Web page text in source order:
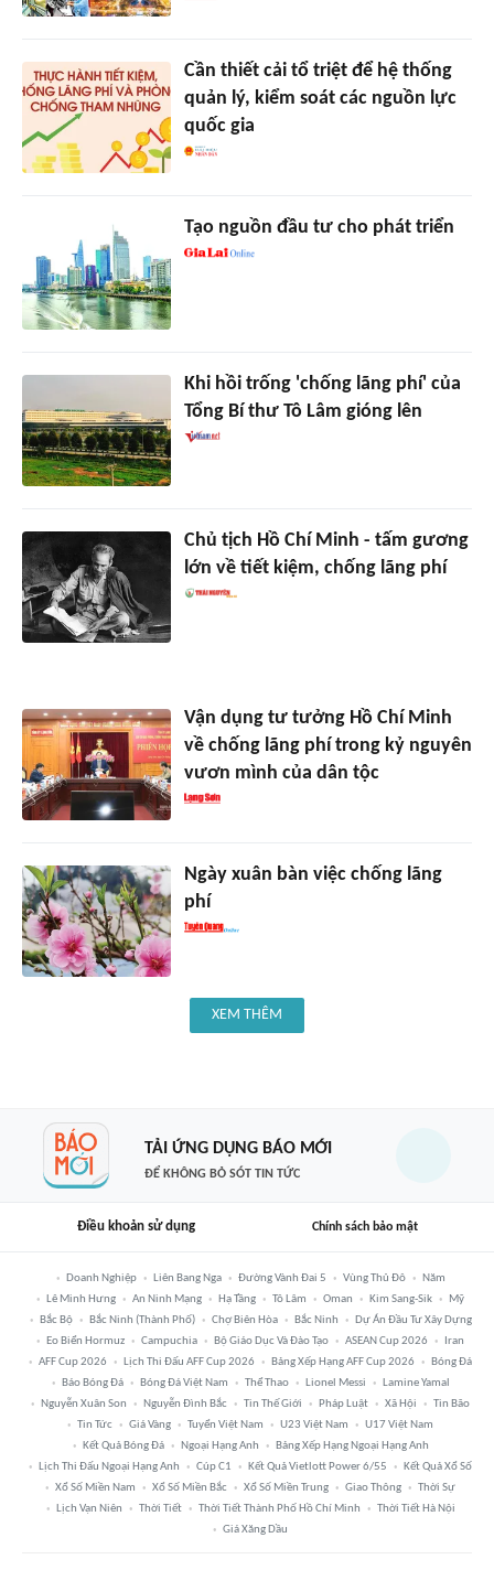
Cần thiết cải tổ triệt để hệ thống
quản lý, kiểm soát các nguồn lực
quốc gia
Tạo nguồn đầu tư cho phát triển
Khi hồi trống 'chống lãng phí' của
Tổng Bí thư Tô Lâm gióng lên
Chủ tịch Hồ Chí Minh - tấm gương
lớn về tiết kiệm, chống lãng phí
Vận dụng tư tưởng Hồ Chí Minh
về chống lãng phí trong kỷ nguyên
vươn mình của dân tộc
Ngày xuân bàn việc chống lãng
phí
XEM THÊM
TẢI ỨNG DỤNG BÁO MỚI
ĐỂ KHÔNG BỎ SÓT TIN TỨC
Điều khoản sử dụng Chính sách bảo mật
Doanh Nghiệp Liên Bang Nga Đường Vành Đai 5 Vùng Thủ Đô
Năm
Lê Minh Hưng
An Ninh Mạng Hạ Tầng Tô Lâm Oman Kim Sang-Sik
Mỹ
Bắc Bộ
Bắc Ninh (thành Phố) Chợ Biên Hòa Bắc Ninh
Dự Án Đầu Tư Xây Dựng
Eo Biển Hormuz
Campuchia Bộ Giáo Dục Và Đào Tạo ASEAN Cup 2026
Iran
AFF Cup 2026
Lịch Thi Đấu AFF Cup 2026 Bảng Xếp Hạng AFF Cup 2026
Bóng Đá
Báo Bóng Đá
Bóng Đá Việt Nam Thể Thao Lionel Messi
Lamine Yamal
Nguyễn Xuân Son
Nguyễn Đình Bắc Tin Thế Giới Pháp Luật Xã Hội
Tin Bão
Tin Tức
Giá Vàng Tuyển Việt Nam U23 Việt Nam
U17 Việt Nam
Kết Quả Bóng Đá
Ngoại Hạng Anh
Bảng Xếp Hạng Ngoại Hạng Anh
Lịch Thi Đấu Ngoại Hạng Anh
Cúp C1 Kết Quả Vietlott Power 6/55
Kết Quả Xổ Số
Xổ Số Miền Nam
Xổ Số Miền Bắc Xổ Số Miền Trung Giao Thông
Thời Sự
Lịch Vạn Niên
Thời Tiết Thời Tiết Thành Phố Hồ Chí Minh
Thời Tiết Hà Nội
Giá Xăng Dầu